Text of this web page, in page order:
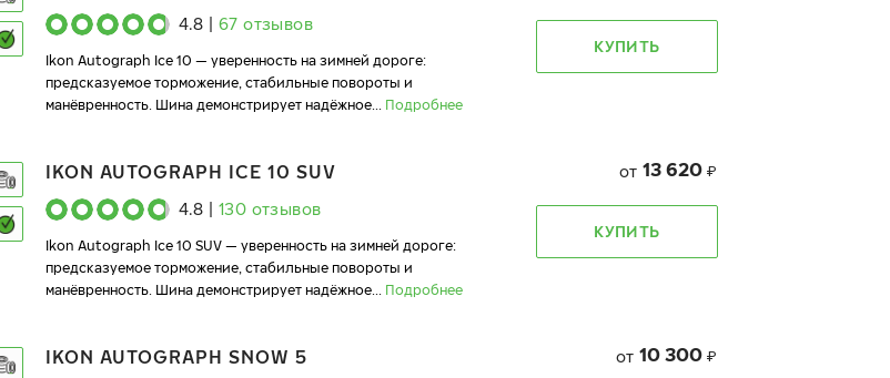
4.8 67 отзывов
Ikon Autograph Ice 10 — уверенность на зимней дороге:
предсказуемое торможение, стабильные повороты и
манёвренность. Шина демонстрирует надёжное... Подробнее
КУПИТЬ
IKON AUTOGRAPH ICE 10 SUV
4.8 130 отзывов
Ikon Autograph Ice 10 SUV — уверенность на зимней дороге:
предсказуемое торможение, стабильные повороты и
манёвренность. Шина демонстрирует надёжное... Подробнее
от 13 620 ₽
КУПИТЬ
IKON AUTOGRAPH SNOW 5 от 10 300 ₽